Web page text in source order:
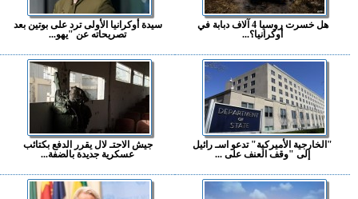
هل خسرت روسيا 4 آلاف دبابة في
أوكرانيا؟...
سيدة أوكرانيا الأولى ترد على بوتين بعد
تصريحاته عن "يهو...
"الخارجية الأميركية" تدعو اسـ رائيل
إلى "وقف العنف على ...
جيش الاحتـ لال يقرر الدفع بكتائب
عسكرية جديدة بالضفة...